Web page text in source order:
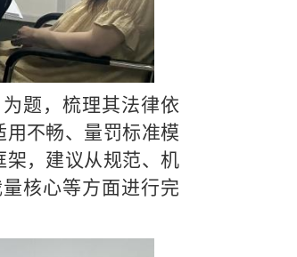
题，梳理其法律依
不畅、量罚标准模
，建议从规范、机
核心等方面进行完